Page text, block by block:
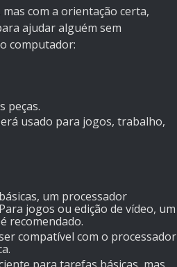
com a orientação certa,
ajudar alguém sem
computador:
peças.
usado para jogos, trabalho,
um processador
jogos ou edição de vídeo, um
recomendado.
compatível com o processador